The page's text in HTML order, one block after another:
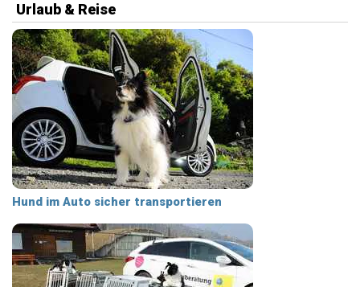
Urlaub & Reise
Hund im Auto sicher transportieren